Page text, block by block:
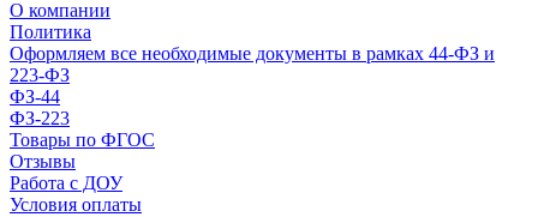
О компании
Политика
Оформляем все необходимые документы в рамках 44-ФЗ и
223-ФЗ
ФЗ-44
ФЗ-223
Товары по ФГОС
Отзывы
Работа с ДОУ
Условия оплаты